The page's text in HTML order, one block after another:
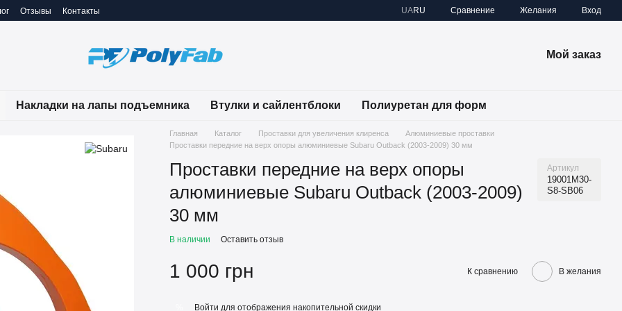
Отзывы Контакты UARU Сравнение Желания Вход
Мой заказ
Накладки на лапы подъемника Втулки и сайлентблоки Полиуретан для форм
Главная Каталог Проставки для увеличения клиренса
Алюминиевые проставки
Проставки передние на верх опоры алюминиевые Subaru Outback (2003-2009) 30 мм
Проставки передние на верх опоры
алюминиевые Subaru Outback (2003-2009)
30 мм
Артикул
19001M30-
S8-SB06
В наличии Оставить отзыв
1 000 грн К сравнению В желания
Войти для отображения накопительной скидки